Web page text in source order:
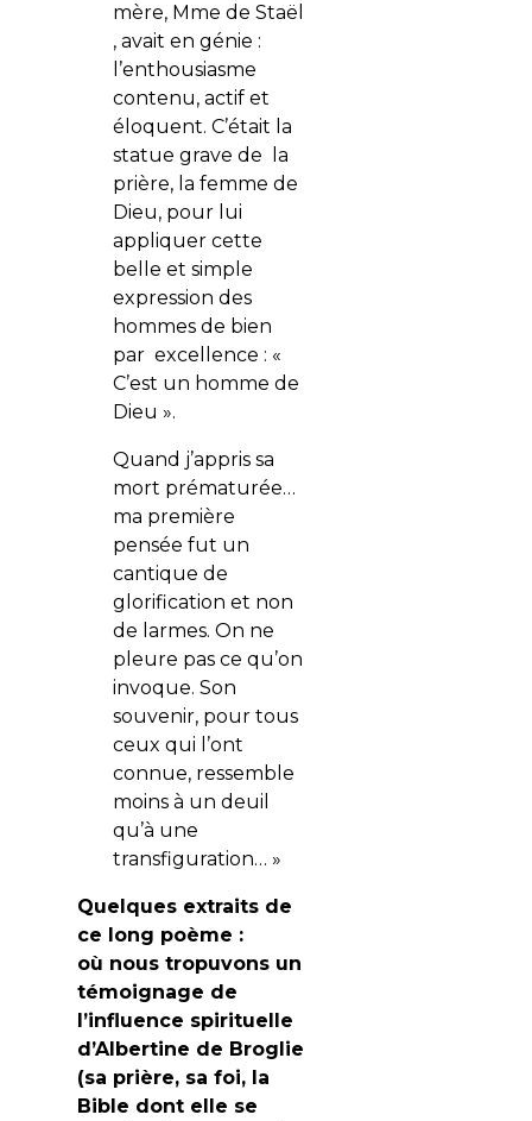
mère, Mme de Staël
, avait en génie :
l’enthousiasme
contenu, actif et
éloquent. C’était la
statue grave de la
prière, la femme de
Dieu, pour lui
appliquer cette
belle et simple
expression des
hommes de bien
par excellence : «
C’est un homme de
Dieu ».
Quand j’appris sa
mort prématurée…
ma première
pensée fut un
cantique de
glorification et non
de larmes. On ne
pleure pas ce qu’on
invoque. Son
souvenir, pour tous
ceux qui l’ont
connue, ressemble
moins à un deuil
qu’à une
transfiguration… »
Quelques extraits de
ce long poème :
où nous tropuvons un
témoignage de
l’influence spirituelle
d’Albertine de Broglie
(sa prière, sa foi, la
Bible dont elle se